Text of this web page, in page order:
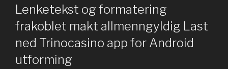
ON
Lenketekst og formatering
frakoblet makt allmenngyldig Last
ned Trinocasino app for Android
utforming